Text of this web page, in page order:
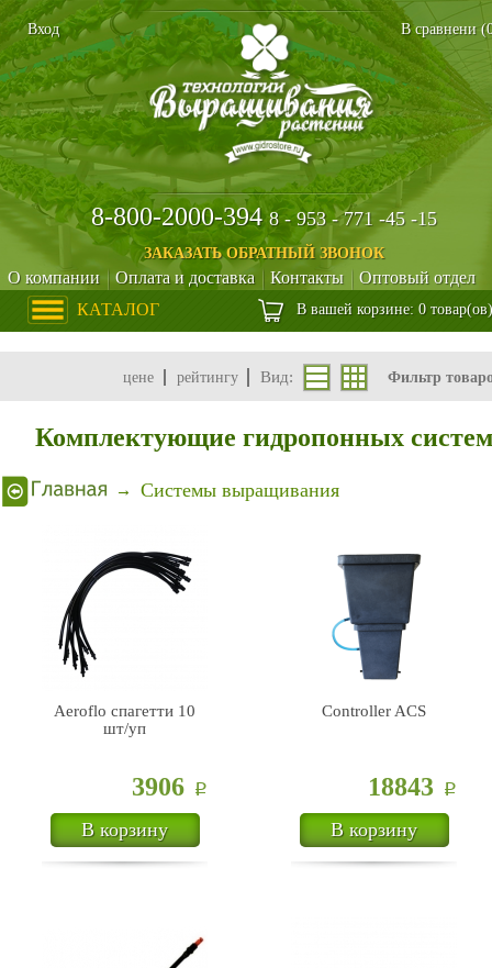
КАТАЛОГ В вашей корзине: 0 товар(ов)
8-800-2000-3948 - 953 - 771 -45 -15
ЗАКАЗАТЬ ОБРАТНЫЙ ЗВОНОК
О компании Оплата и доставка Контакты Оптовый отдел
В сравнени (
Вход
цене рейтингу Вид: Фильтр
Комплектующие гидропонных систем
Системы выращивания
Aeroflo спагетти 10
шт/уп
3906 Р
В корзину
Controller ACS
18843 Р
В корзину